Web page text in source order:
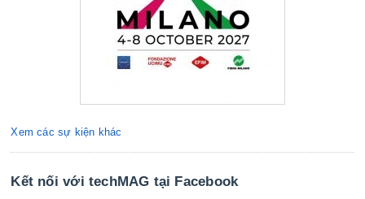
Xem các sự kiện khác
Kết nối với techMAG tại Facebook